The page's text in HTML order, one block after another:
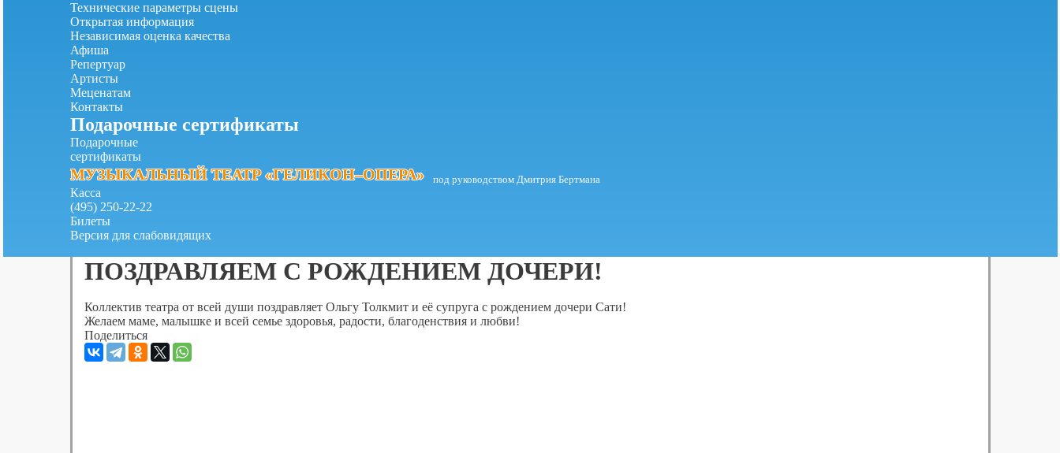
Технические параметры сцены
Открытая информация
Независимая оценка качества
Афиша
Репертуар
Артисты
Меценатам
Контакты
Подарочные сертификаты
Подарочные
сертификаты
МУЗЫКАЛЬНЫЙ ТЕАТР «ГЕЛИКОН–ОПЕРА»
МУЗЫКАЛЬНЫЙ ТЕАТР «ГЕЛИКОН–ОПЕРА» под руководством Дмитрия Бертмана
Касса
(495) 250-22-22
Билеты
Версия для слабовидящих
ПОЗДРАВЛЯЕМ С РОЖДЕНИЕМ ДОЧЕРИ!
Коллектив театра от всей души поздравляет Ольгу Толкмит и её супруга с рождением дочери Сати!
Желаем маме, малышке и всей семье здоровья, радости, благоденствия и любви!
Поделиться